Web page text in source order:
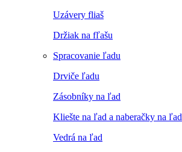
Uzávery fliaš
Držiak na fľašu
Spracovanie ľadu
Drviče ľadu
Zásobníky na ľad
Kliešte na ľad a naberačky na ľad
Vedrá na ľad